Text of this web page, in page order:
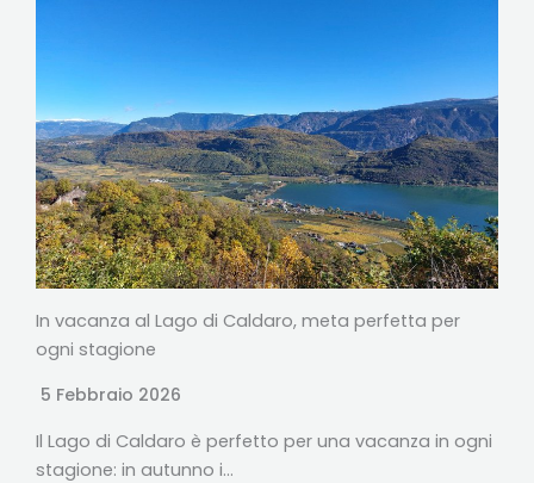
In vacanza al Lago di Caldaro, meta perfetta per
ogni stagione
5 Febbraio 2026
Il Lago di Caldaro è perfetto per una vacanza in ogni
stagione: in autunno i…